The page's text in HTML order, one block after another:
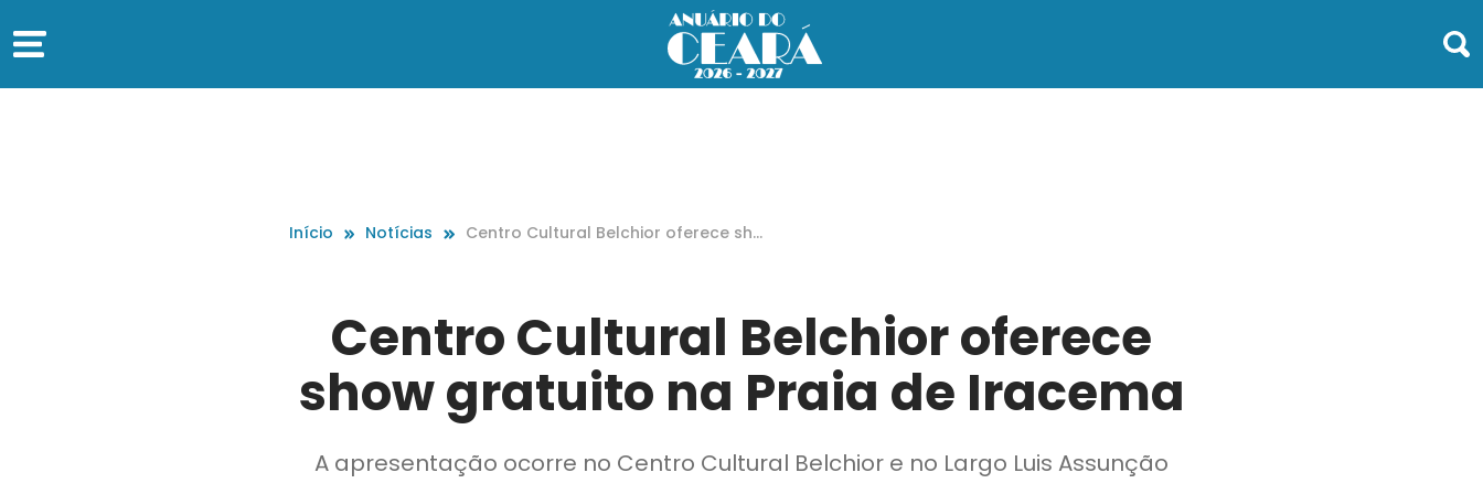
Início Notícias
Centro Cultural Belchior oferece sho
Centro Cultural Belchior oferece
show gratuito na Praia de Iracema
A apresentação ocorre no Centro Cultural Belchior e no Largo Luis Assunção